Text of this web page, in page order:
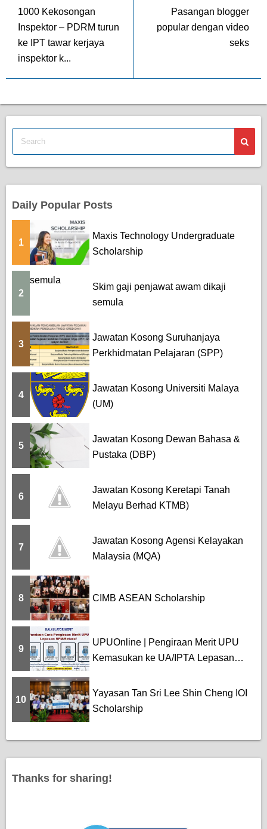
1000 Kekosongan
Inspektor – PDRM turun
ke IPT tawar kerjaya
inspektor k...
Pasangan blogger
popular dengan video
seks
Daily Popular Posts
1
Maxis Technology Undergraduate
Scholarship
2
Skim gaji penjawat awam dikaji
semula
3
Jawatan Kosong Suruhanjaya
Perkhidmatan Pelajaran (SPP)
4
Jawatan Kosong Universiti Malaya
(UM)
5
Jawatan Kosong Dewan Bahasa &
Pustaka (DBP)
6
Jawatan Kosong Keretapi Tanah
Melayu Berhad KTMB)
7
Jawatan Kosong Agensi Kelayakan
Malaysia (MQA)
8 CIMB ASEAN Scholarship
9
UPUOnline | Pengiraan Merit UPU
Kemasukan ke UA/IPTA Lepasan
10
Yayasan Tan Sri Lee Shin Cheng IOI
Scholarship
Thanks for sharing!